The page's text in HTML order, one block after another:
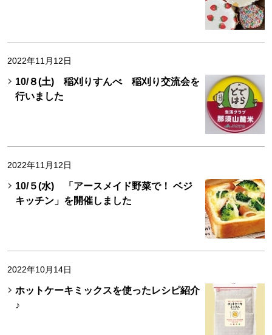
2022年11月12日
10/８(土) 稲刈りすんべ 稲刈り交流会を
行いました
2022年11月12日
10/５(水) 「アースメイド野菜で！ ベジ
キッチン」を開催しました
2022年10月14日
ホットケーキミックスを使ったレシピ紹介
♪